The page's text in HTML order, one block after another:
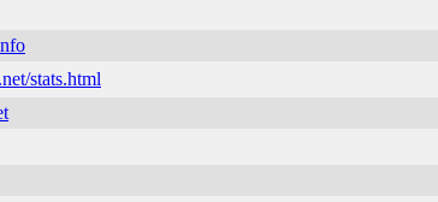
stats.html